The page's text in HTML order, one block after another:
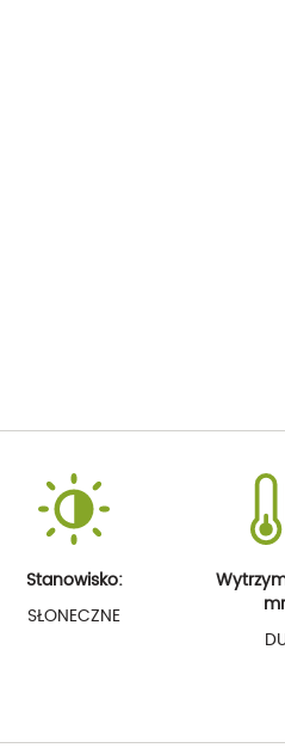
Stanowisko:
SŁONECZNE